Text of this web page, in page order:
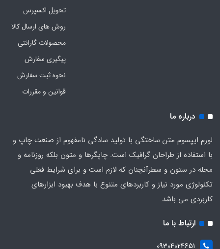
تحویل اکسپرس
روش های ارسال کالا
محصولات گارانتی
پیگیری سفارش
نحوه ثبت سفارش
قوانین و مقررات
درباره ما
لورم ایپسوم متن ساختگی با تولید سادگی نامفهوم از صنعت چاپ و
با استفاده از طراحان گرافیک است. چاپگرها و متون بلکه روزنامه و
مجله در ستون و سطرآنچنان که لازم است و برای شرایط فعلی
تکنولوژی مورد نیاز و کاربردهای متنوع با هدف بهبود ابزارهای
کاربردی می باشد.
ارتباط با ما
09304024651